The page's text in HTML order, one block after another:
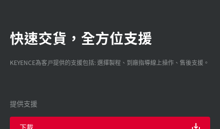
快速交貨，全方位支援
KEYENCE為客戸提供的支援包括: 選擇製程、到廠指導線上操作、售後支援。
提供支援
下載